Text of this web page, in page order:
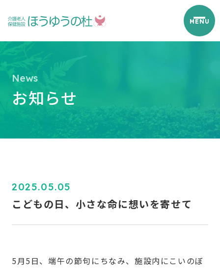
お知らせ
2025.05.05
こどもの日、小さな命に想いを寄せて
5月5日、端午の節句にちなみ、施設内にこいのぼ